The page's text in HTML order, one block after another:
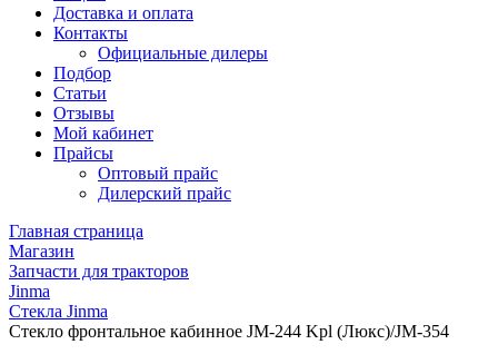
Доставка и оплата
Контакты
Официальные дилеры
Подбор
Статьи
Отзывы
Мой кабинет
Прайсы
Оптовый прайс
Дилерский прайс
Главная страница
Магазин
Запчасти для тракторов
Jinma
Стекла Jinma
Стекло фронтальное кабинное JM-244 Kpl (Люкс)/JM-354